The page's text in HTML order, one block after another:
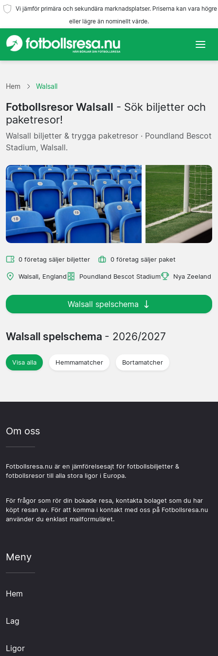
Vi jämför primära och sekundära marknadsplatser. Priserna kan vara högre
eller lägre än nominellt värde.
Lag
Ligor
Resebyråer
Hem Walsall
Fotbollsresor Walsall - Sök biljetter och
paketresor!
Walsall biljetter & trygga paketresor · Poundland Bescot
Stadium, Walsall.
0 företag säljer biljetter 0 företag säljer paket
Walsall, England Poundland Bescot Stadium Nya Zeeland
Walsall spelschema
Walsall spelschema - 2026/2027
Visa alla Hemmamatcher Bortamatcher
Om oss
Fotbollsresa.nu är en jämförelsesajt för fotbollsbiljetter &
fotbollsresor till alla stora ligor i Europa.
För frågor som rör din bokade resa, kontakta bolaget som du har
köpt resan av. För att komma i kontakt med oss på Fotbollsresa.nu
använder du enklast mailformuläret.
Meny
Hem
Lag
Ligor